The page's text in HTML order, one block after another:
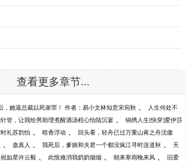
查看更多章节...
，她逼总裁以死谢罪！ 作者：易小文林知意宋宛秋 、 人生何处不
管，让我给男助理煮醒酒汤程心怡陆沉宴 、 锦绣人生[快穿]爱伊莎
礼苏韵怡 、 暗香浮动 、 回头看，轻舟已过万重山蒋之舟沈傲
、 蛊真人 、 我死后，爹娘和夫君一个都没疯江寻时连道秋 、 天
如星许云毅 、 此恨难消我奶奶烟烟 、 朝来寒雨晚来风 、 旧爱